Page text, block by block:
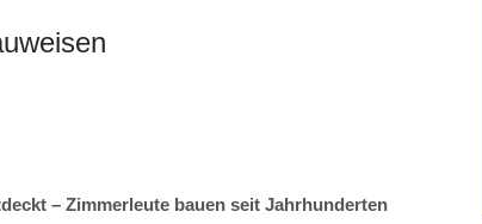
– Zimmerleute bauen seit Jahrhunderten